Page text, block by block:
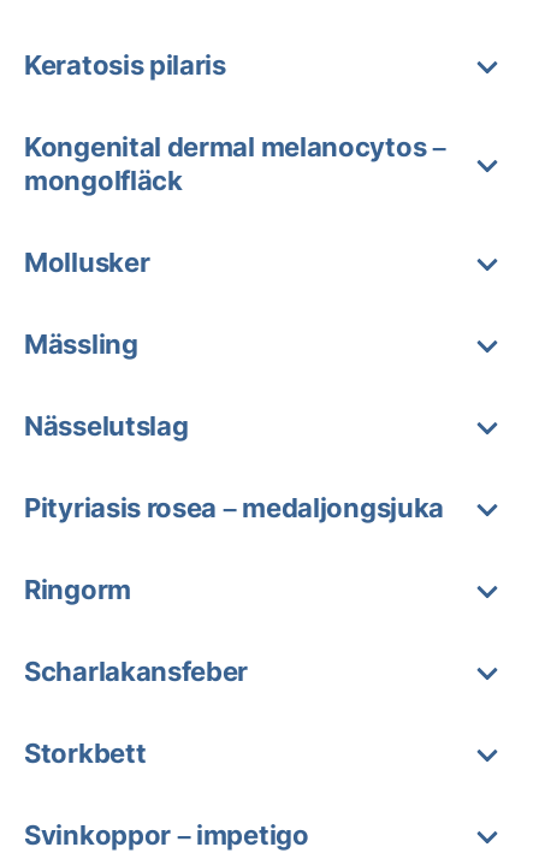
Keratosis pilaris
Kongenital dermal melanocytos –
mongolfläck
Mollusker
Mässling
Nässelutslag
Pityriasis rosea – medaljongsjuka
Ringorm
Scharlakansfeber
Storkbett
Svinkoppor – impetigo